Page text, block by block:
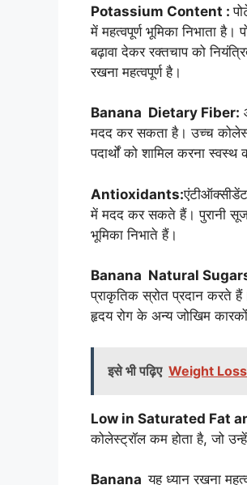
Potassium Content :
में महत्वपूर्ण भूमिका निभाता
बढ़ावा देकर रक्तचाप को
रखना महत्वपूर्ण है।
Banana Dietary Fiber:
मदद कर सकता है। उच्च
पदार्थों को शामिल करना
Antioxidants:
में मदद कर सकते हैं। पुरानी
भूमिका निभाते हैं।
Banana Natural
प्राकृतिक स्रोत प्रदान करते
हृदय रोग के अन्य जोखिम
इसे भी पढ़िए Weight Loss
Low in Saturated Fat
कोलेस्ट्रॉल कम होता है, जो
Bananaयह ध्यान रखना